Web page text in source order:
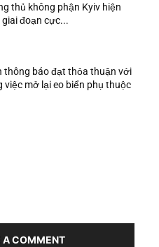
thủ không phận Kyiv hiện
đoạn cực...
thông báo đạt thỏa thuận với
việc mở lại eo biển phụ thuộc
A COMMENT